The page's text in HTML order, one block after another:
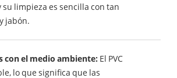
su limpieza es sencilla con tan
jabón.
con el medio ambiente: El PVC
lo que significa que las